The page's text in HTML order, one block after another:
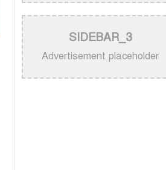
পেরি
>
নতুন করে ভাইরাল ‘আজ কেন মন
উদাসী হয়ে’ গানের পেছনের গল্প
>নয় মাসের ছেলেকে মঞ্চে এনে
SIDEBAR_3
Advertisement placeholder